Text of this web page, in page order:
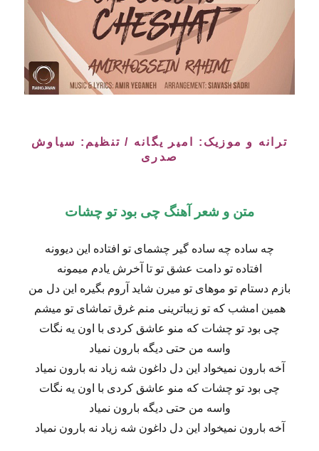
ترانه و موزیک: امیر یگانه / تنظیم: سیاوش
صدری
متن و شعر آهنگ چی بود تو چشات
چه ساده چه ساده گیر چشمای تو افتاده این دیوونه
افتاده تو دامت عشق تو تا آخرش یادم میمونه
بازم دستام تو موهای تو میرن شاید آروم بگیره این دل من
همین امشب که تو زیباترینی منم غرق تماشای تو میشم
چی بود تو چشات که منو عاشق کردی با اون یه نگات
واسه من حتی دیگه بارون نمیاد
آخه بارون نمیخواد این دل داغون شه زیاد نه بارون نمیاد
چی بود تو چشات که منو عاشق کردی با اون یه نگات
واسه من حتی دیگه بارون نمیاد
آخه بارون نمیخواد این دل داغون شه زیاد نه بارون نمیاد